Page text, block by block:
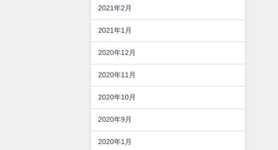
2021年2月
2021年1月
2020年12月
2020年11月
2020年10月
2020年9月
2020年1月